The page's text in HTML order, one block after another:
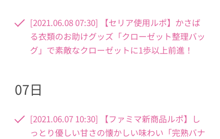
[2021.06.08 07:30] 【セリア使用ルポ】かさば
る衣類のお助けグッズ「クローゼット整理バッ
グ」で素敵なクローゼットに1歩以上前進！
07日
[2021.06.07 10:30] 【ファミマ新商品ルポ】し
っとり優しい甘さの懐かしい味わい「完熟バナ